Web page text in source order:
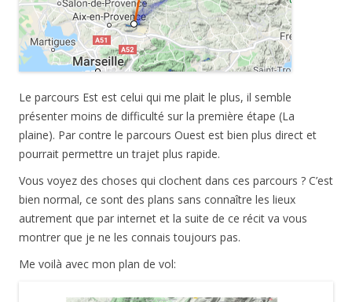
Le parcours Est est celui qui me plait le plus, il semble
présenter moins de difficulté sur la première étape (La
plaine). Par contre le parcours Ouest est bien plus direct et
pourrait permettre un trajet plus rapide.
Vous voyez des choses qui clochent dans ces parcours ? C’est
bien normal, ce sont des plans sans connaître les lieux
autrement que par internet et la suite de ce récit va vous
montrer que je ne les connais toujours pas.
Me voilà avec mon plan de vol: